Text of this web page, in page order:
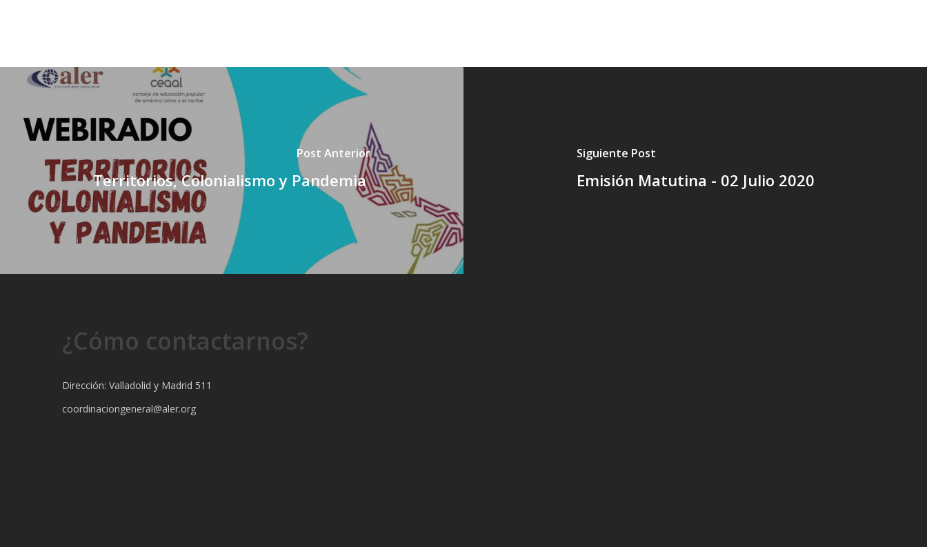
Post Anterior
Territorios, Colonialismo y Pandemia
Siguiente Post
Emisión Matutina - 02 Julio 2020
¿Cómo contactarnos?
Dirección: Valladolid y Madrid 511
coordinaciongeneral@aler.org